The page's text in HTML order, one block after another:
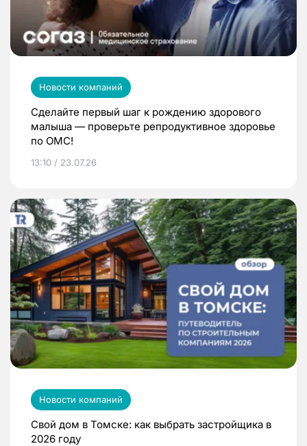
Новости компаний
Сделайте первый шаг к рождению здорового
малыша — проверьте репродуктивное здоровье
по ОМС!
13:10 / 23.07.26
Новости компаний
Свой дом в Томске: как выбрать застройщика в
2026 году